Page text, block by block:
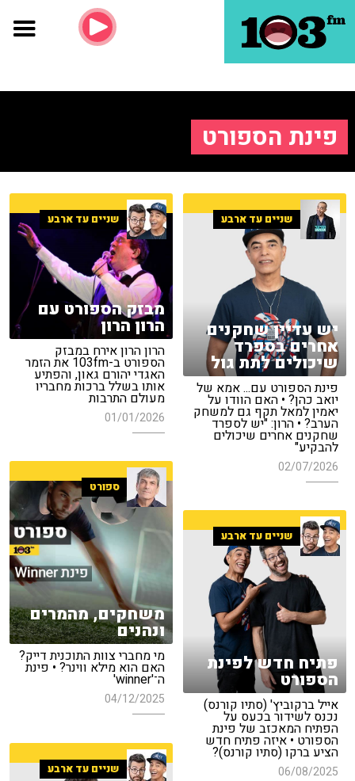
פינת הספורט
שניים עד ארבע
יש עדיין שחקנים
אחרים בספרד
שיכולים לתת גול
פינת הספורט עם... אמא של
יואב כהן? • האם הוודו על
יאמין למאל תקף גם למשחק
הערב? • הרון: "יש לספרד
שחקנים אחרים שיכולים
להבקיע"
02/07/2026
שניים עד ארבע
מבזק הספורט עם
הרון הרון
הרון הרון אירח במבזק
הספורט ב-103fm את הזמר
האגדי יהורם גאון, והפתיע
אותו בשלל ברכות מחבריו
מעולם התרבות
01/01/2026
ספורט
משחקים, מהמרים
ונהנים
מי מחברי צוות התוכנית דייק?
האם הוא מילא ווינר? • פינת
ה־'winner'
04/12/2025
שניים עד ארבע
פתיח חדש לפינת
הספורט
אייל ברקוביץ' (סתיו קורנס)
נכנס לשידור בכעס על
הפתיח המאכזב של פינת
הספורט • איזה פתיח חדש
הציע ברקו (סתיו קורנס)?
06/08/2025 שניים עד ארבע